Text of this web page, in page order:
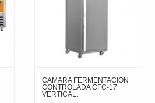
CAMARA FERMENTACION
CONTROLADA CFC-17
VERTICAL.